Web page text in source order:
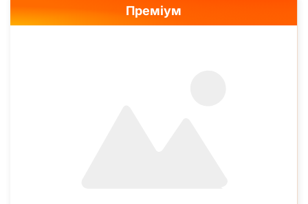
Преміум